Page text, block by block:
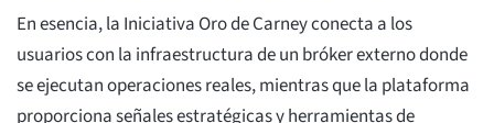
En esencia, la Iniciativa Oro de Carney conecta a los
usuarios con la infraestructura de un bróker externo donde
se ejecutan operaciones reales, mientras que la plataforma
proporciona señales estratégicas y herramientas de